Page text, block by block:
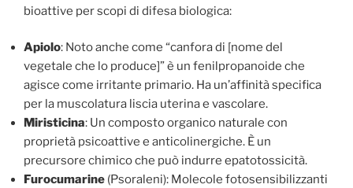
bioattive per scopi di difesa biologica:
Apiolo: Noto anche come “canfora di [nome del
vegetale che lo produce]” è un fenilpropanoide che
agisce come irritante primario. Ha un’affinità specifica
per la muscolatura liscia uterina e vascolare.
Miristicina: Un composto organico naturale con
proprietà psicoattive e anticolinergiche. È un
precursore chimico che può indurre epatotossicità.
Furocumarine (Psoraleni): Molecole fotosensibilizzanti